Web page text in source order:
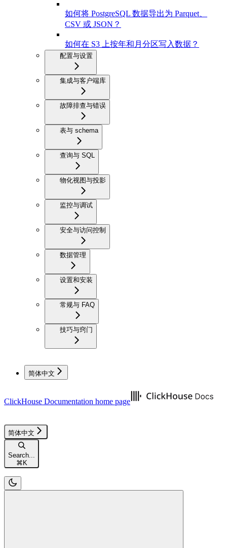
如何将 PostgreSQL 数据导出为 Parquet、
CSV 或 JSON？
如何在 S3 上按年和月分区写入数据？
配置与设置
集成与客户端库
故障排查与错误
表与 schema
查询与 SQL
物化视图与投影
监控与调试
安全与访问控制
数据管理
设置和安装
常规与 FAQ
技巧与窍门
简体中文
ClickHouse Documentation home page
简体中文
Search...
⌘ K